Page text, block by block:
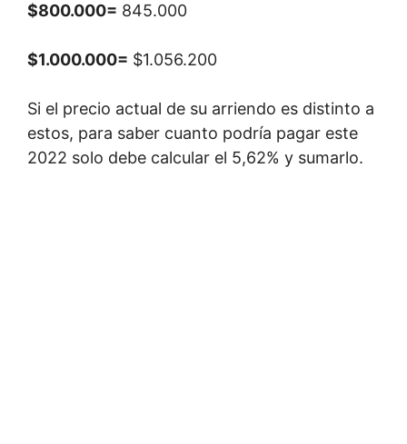
$800.000= 845.000
$1.000.000= $1.056.200
Si el precio actual de su arriendo es distinto a
estos, para saber cuanto podría pagar este
2022 solo debe calcular el 5,62% y sumarlo.